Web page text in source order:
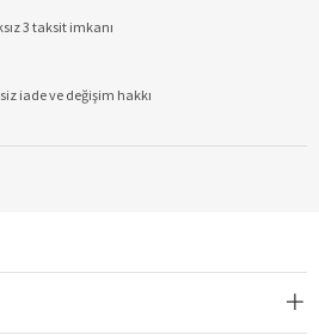
3 taksit imkanı
iade ve değişim hakkı